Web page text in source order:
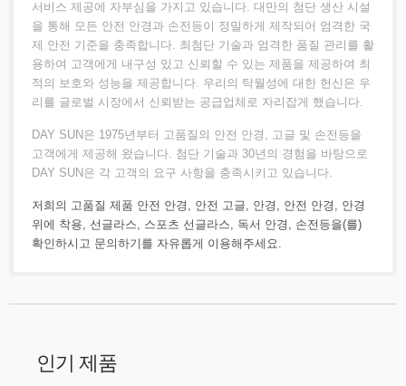
서비스 제공에 자부심을 가지고 있습니다. 대만의 첨단 생산 시설
을 통해 모든 안전 안경과 손전등이 정밀하게 제작되어 엄격한 국
제 안전 기준을 충족합니다. 최첨단 기술과 엄격한 품질 관리를 활
용하여 고객에게 내구성 있고 신뢰할 수 있는 제품을 제공하여 최
적의 보호와 성능을 제공합니다. 우리의 탁월성에 대한 헌신은 우
리를 글로벌 시장에서 신뢰받는 공급업체로 자리잡게 했습니다.
DAY SUN은 1975년부터 고품질의 안전 안경, 고글 및 손전등을
고객에게 제공해 왔습니다. 첨단 기술과 30년의 경험을 바탕으로
DAY SUN은 각 고객의 요구 사항을 충족시키고 있습니다.
저희의 고품질 제품 안전 안경 , 안전 고글, 안경 , 안전 안경 , 안경
위에 착용, 선글라스, 스포츠 선글라스, 독서 안경 , 손전등을(를)
확인하시고 문의하기 를 자유롭게 이용해주세요.
인기 제품